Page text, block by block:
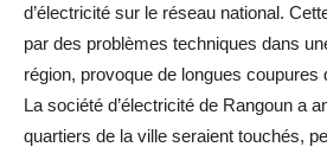
d’électricité sur le réseau national.
par des problèmes techniques dans
région, provoque de longues coupures
La société d’électricité de Rangoun a
quartiers de la ville seraient touchés,